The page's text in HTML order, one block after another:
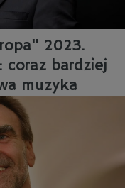
2023.
coraz bardziej
muzyka